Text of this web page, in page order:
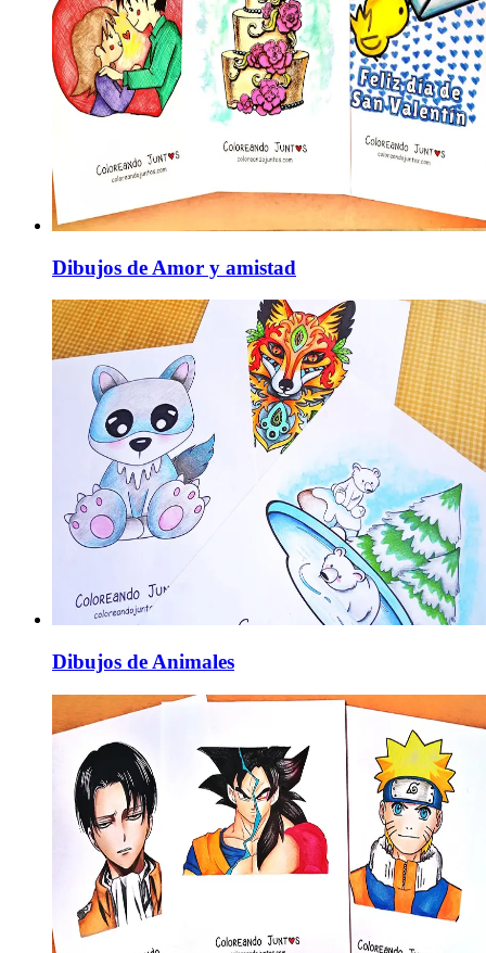
Dibujos de Amor y amistad
Dibujos de Animales